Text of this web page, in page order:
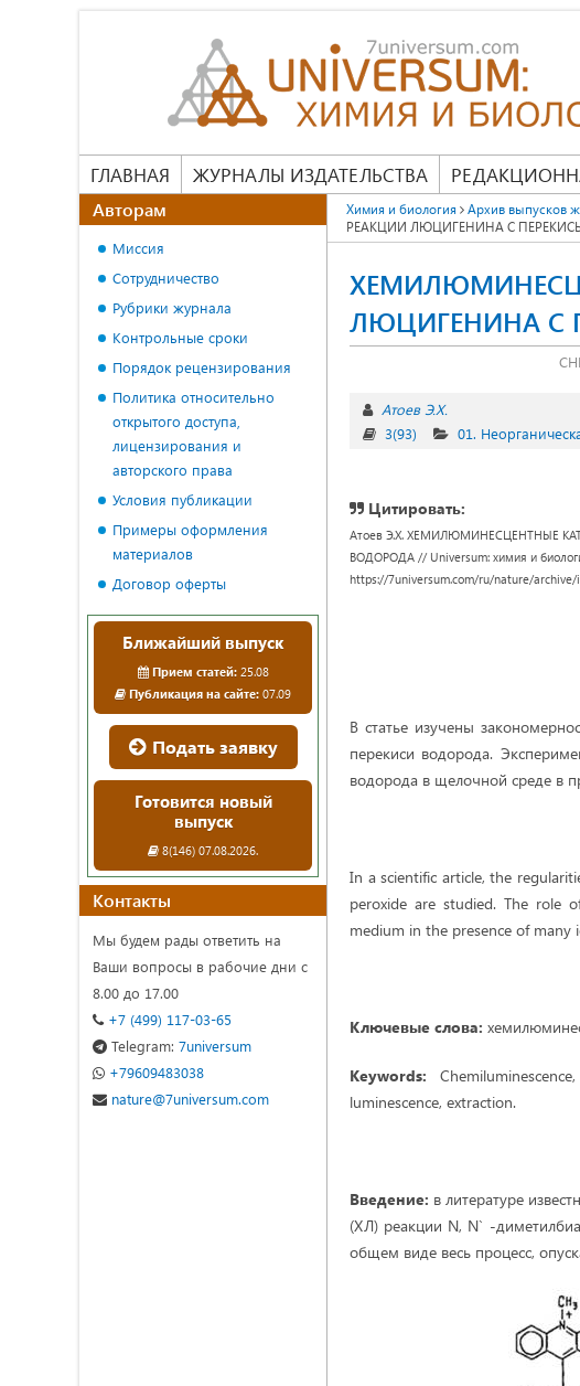
ГЛАВНАЯ ЖУРНАЛЫ ИЗДАТЕЛЬСТВА
Химия и биология Архив выпусков
РЕАКЦИИ ЛЮЦИГЕНИНА С
ЛЮЦИГЕНИНА С
Атоев Э.Х.
3(93)
01.
Цитировать:
Атоев Э.Х. ХЕМИЛЮМИНЕСЦЕНТНЫЕ
ВОДОРОДА // Universum: химия и
https://7universum.com/ru/nature/
В статье изучены
перекиси водорода.
водорода в щелочной среде в
In a scientific article, the
peroxide are studied. The role
medium in the presence of many
Ключевые слова:
Keywords:
luminescence, extraction.
Введение: в литературе
(ХЛ) реакции N, N` -
общем виде весь процесс,
Авторам
Миссия
Сотрудничество
Рубрики журнала
Контрольные сроки
Порядок рецензирования
Политика относительно
открытого доступа,
лицензирования и
авторского права
Условия публикации
Примеры оформления
материалов
Договор оферты
Ближайший выпуск
Прием статей:25.08
Публикация на сайте: 07.09
Подать заявку
Готовится новый
выпуск
8(146) 07.08.2026.
Контакты
Мы будем рады ответить на
Ваши вопросы в рабочие дни с
8.00 до 17.00
+7 (499) 117-03-65
Telegram: 7universum
+79609483038
nature@7universum.com